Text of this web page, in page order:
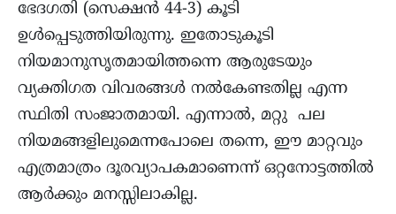
ഭേദഗതി (സെക്ഷൻ 44-3) കൂടി
ഉൾപ്പെടുത്തിയിരുന്നു. ഇതോടുകൂടി
നിയമാനുസൃതമായിത്തന്നെ ആരുടേയും
വ്യക്തിഗത വിവരങ്ങൾ നൽകേണ്ടതില്ല എന്ന
സ്ഥിതി സംജാതമായി. എന്നാൽ, മറ്റു പല
നിയമങ്ങളിലുമെന്നപോലെ തന്നെ, ഈ മാറ്റവും
എത്രമാത്രം ദൂരവ്യാപകമാണെന്ന് ഒറ്റനോട്ടത്തിൽ
ആർക്കും മനസ്സിലാകില്ല.